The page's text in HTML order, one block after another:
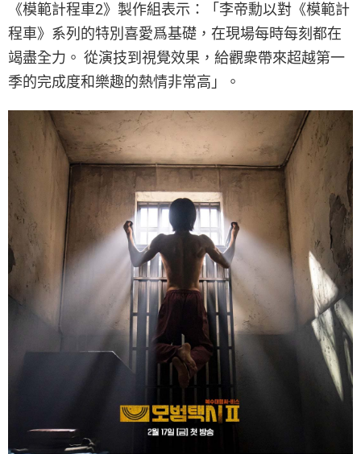
《模範計程車2》製作組表示：「李帝勳以對《模範計
程車》系列的特別喜愛爲基礎，在現場每時每刻都在
竭盡全力。 從演技到視覺效果，給觀衆帶來超越第一
季的完成度和樂趣的熱情非常高」。